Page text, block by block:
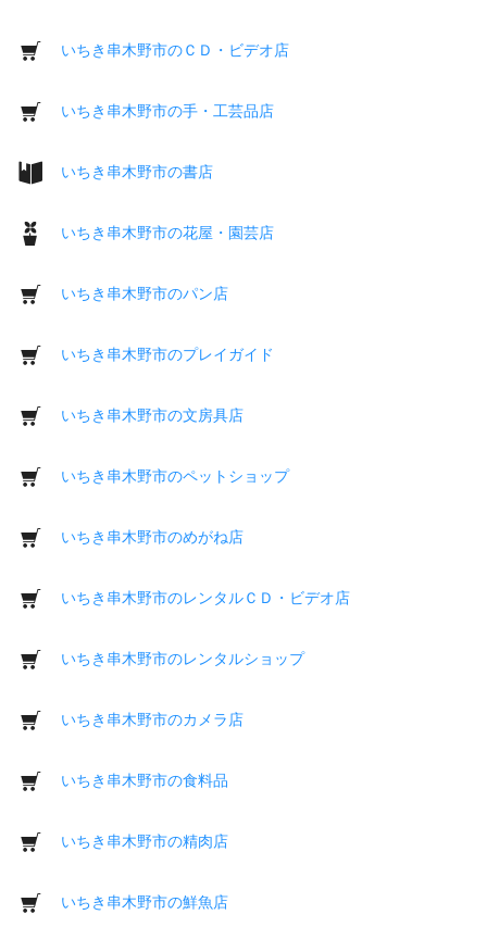
いちき串木野市のＣＤ・ビデオ店
いちき串木野市の手・工芸品店
いちき串木野市の書店
いちき串木野市の花屋・園芸店
いちき串木野市のパン店
いちき串木野市のプレイガイド
いちき串木野市の文房具店
いちき串木野市のペットショップ
いちき串木野市のめがね店
いちき串木野市のレンタルＣＤ・ビデオ店
いちき串木野市のレンタルショップ
いちき串木野市のカメラ店
いちき串木野市の食料品
いちき串木野市の精肉店
いちき串木野市の鮮魚店